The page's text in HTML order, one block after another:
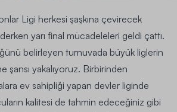
Ligi herkesi şaşkına çevirecek
yarı final mücadeleleri geldi çattı.
belirleyen turnuvada büyük liglerin
şansı yakalıyoruz. Birbirinden
ev sahipliği yapan devler liginde
kalitesi de tahmin edeceğiniz gibi